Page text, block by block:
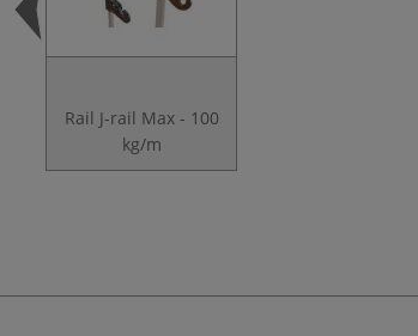
Rail J-rail Max - 100
kg/m